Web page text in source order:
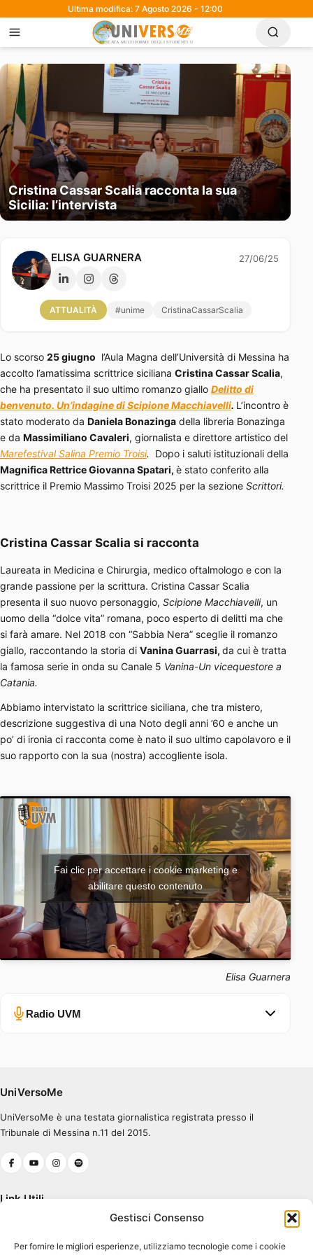
Gestisci Consenso
Per fornire le migliori esperienze, utilizziamo tecnologie come i cookie
Ultima modifica: 7 Agosto 2026 - 12:00
Radio UVM
0:00
Cristina Cassar Scalia racconta la sua
Sicilia: l’intervista
ELISA GUARNERA 27/06/25
ATTUALITÀ #unime CristinaCassarScalia
Lo scorso 25 giugno l’Aula Magna dell’Università di Messina ha
accolto l’amatissima scrittrice siciliana Cristina Cassar Scalia,
che ha presentato il suo ultimo romanzo giallo Delitto di
benvenuto. Un’indagine di Scipione Macchiavelli. L’incontro è
stato moderato da Daniela Bonazinga della libreria Bonazinga
e da Massimiliano Cavaleri, giornalista e direttore artistico del
Marefestival Salina Premio Troisi. Dopo i saluti istituzionali della
Magnifica Rettrice Giovanna Spatari, è stato conferito alla
scrittrice il Premio Massimo Troisi 2025 per la sezione Scrittori.
Cristina Cassar Scalia si racconta
Laureata in Medicina e Chirurgia, medico oftalmologo e con la
grande passione per la scrittura. Cristina Cassar Scalia
presenta il suo nuovo personaggio, Scipione Macchiavelli, un
uomo della “dolce vita” romana, poco esperto di delitti ma che
si farà amare. Nel 2018 con “Sabbia Nera” sceglie il romanzo
giallo, raccontando la storia di Vanina Guarrasi, da cui è tratta
la famosa serie in onda su Canale 5 Vanina-Un vicequestore a
Catania.
Abbiamo intervistato la scrittrice siciliana, che tra mistero,
descrizione suggestiva di una Noto degli anni ’60 e anche un
po’ di ironia ci racconta come è nato il suo ultimo capolavoro e il
suo rapporto con la sua (nostra) accogliente isola.
Fai clic per accettare i cookie marketing e
abilitare questo contenuto
Elisa Guarnera
UniVersoMe
UniVersoMe è una testata giornalistica registrata presso il
Tribunale di Messina n.11 del 2015.
Link Utili
Cookie Policy (UE)